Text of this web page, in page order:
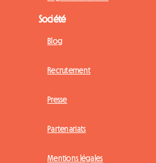
Société
Blog
Recrutement
Presse
Partenariats
Mentions légales